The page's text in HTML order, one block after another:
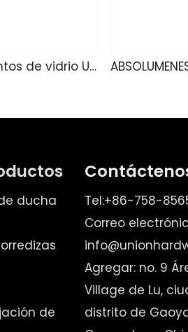
Ablamientos de vidrio U4160
ducha
de
Tel:+86-758-
Correo
Agregar: no. 9
Village de Lu,
distrito de